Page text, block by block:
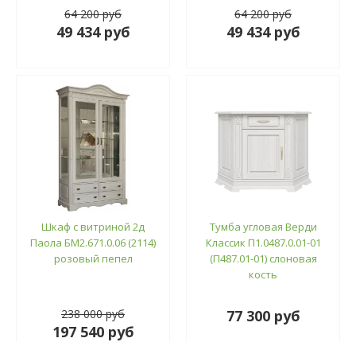
64 200 руб
49 434 руб
64 200 руб
49 434 руб
Шкаф с витриной 2д
Паола БМ2.671.0.06 (2114)
розовый пепел
238 000 руб
197 540 руб
Тумба угловая Верди
Классик П1.0487.0.01-01
(П487.01-01) слоновая
кость
77 300 руб